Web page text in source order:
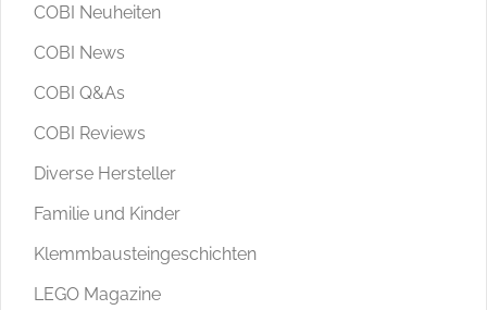
COBI Neuheiten
COBI News
COBI Q&As
COBI Reviews
Diverse Hersteller
Familie und Kinder
Klemmbausteingeschichten
LEGO Magazine